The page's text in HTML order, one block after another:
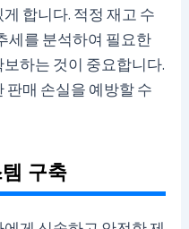
합니다. 적정 재고 수
세를 분석하여 필요한
하는 것이 중요합니다.
판매 손실을 예방할 수
구축